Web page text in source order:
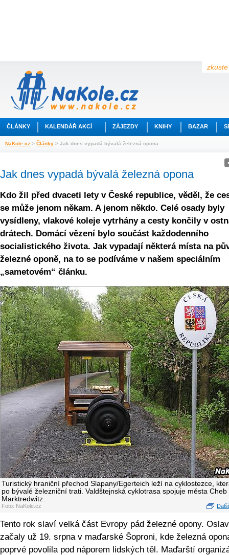
ČLÁNKY KALENDÁŘ AKCÍ ZÁJEZDY KNIHY BAZAR
NaKole.cz > Články > Jak dnes vypadá bývalá železná opona
Jak dnes vypadá bývalá železná opona
Kdo žil před dvaceti lety v České republice, věděl, že
se může jenom někam. A jenom někdo. Celé osady byly
vysídleny, vlakové koleje vytrhány a cesty končily v
drátech. Domácí vězení bylo součást každodenního
socialistického života. Jak vypadají některá místa na
železné oponě, na to se podíváme v našem speciálním
„sametovém“ článku.
Turistický hraniční přechod Slapany/Egerteich leží na cyklostezce,
po bývalé železniční trati. Valdštejnská cyklotrasa spojuje města Cheb
Marktredwitz.
Foto: NaKole.cz
Tento rok slaví velká část Evropy pád železné opony.
začaly už 19. srpna v maďarské Šoproni, kde železná
poprvé povolila pod náporem lidských těl. Maďarští